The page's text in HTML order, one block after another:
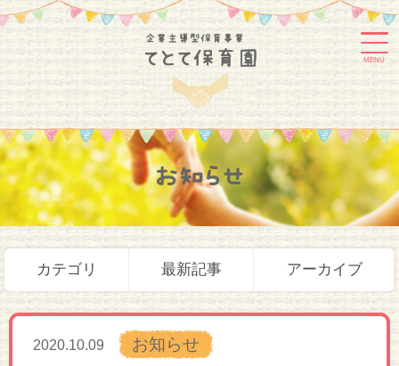
MENU
お知らせ
カテゴリ 最新記事 アーカイブ
2020.10.09 お知らせ